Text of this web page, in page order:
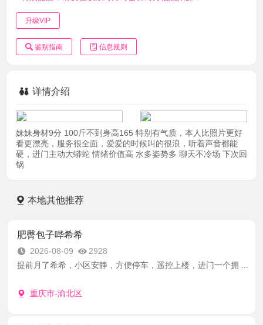
升级VIP
鉴别指南 信息规则
详情介绍
妹妹身材9分 100斤不到身高165 特别有气质，本人比照片更好
看更漂亮，服务很全面，爱爱的时候叫的很浪，听着声音都能
硬，进门主动大蟒蛇 情绪价值高 水多姿势多 聊天不冷场 下次回
锅
本地其他推荐
肥臀包子哔希希
2026-08-09
2928
提前月了希希，小区安静，方便停车，遥控上楼，进门一个拥 ...
重庆市-渝北区